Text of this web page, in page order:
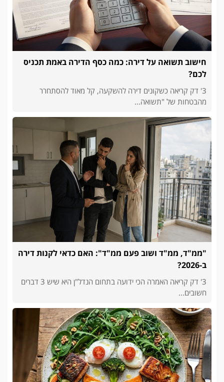
חישוב תשואה על דירה: כמה כסף הדירה באמת תכניס
לכם?
3' דק קריאה כשקונים דירה להשקעה, קל מאוד להסתחרר
מהבטחות של "תשואה...
"ממ"ד, ממ"ד ושוב פעם ממ"ד": האם כדאי לקנות דירה
ב-2026?
3' דק קריאה האמרה הכי ידועה בתחום הנדל"ן היא שיש 3 דברים
חשובים...